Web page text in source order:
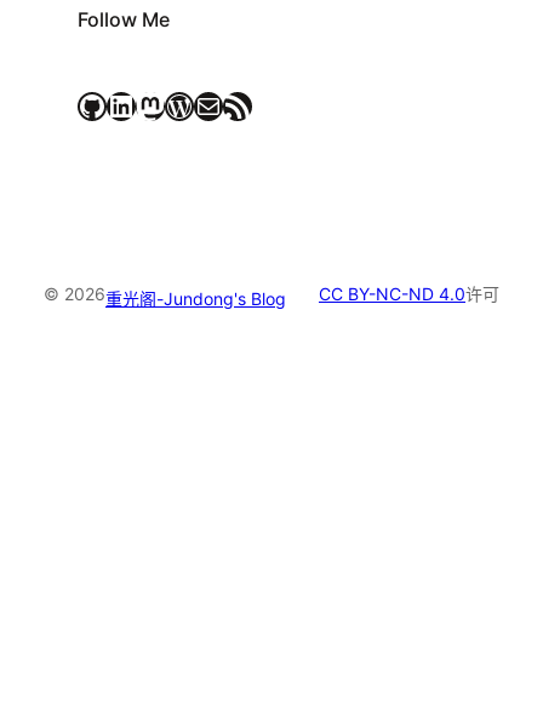
Follow Me
GitHub LinkedIn Mastodon WordPress 电子邮件RSS Feed
© 2026重光阁-Jundong's Blog CC BY-NC-ND 4.0许可